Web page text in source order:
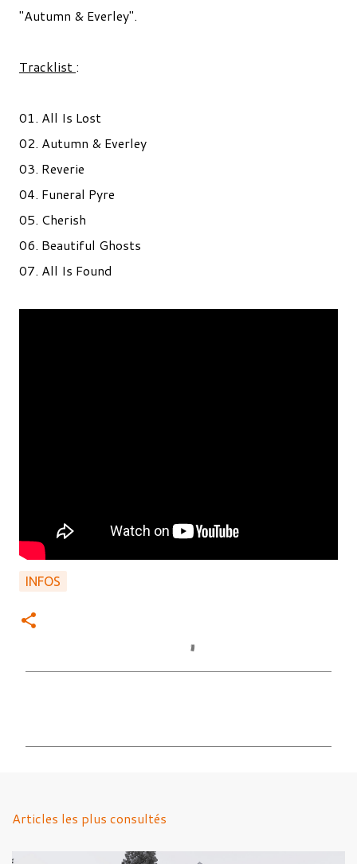
"Autumn & Everley".
Tracklist :
01. All Is Lost
02. Autumn & Everley
03. Reverie
04. Funeral Pyre
05. Cherish
06. Beautiful Ghosts
07. All Is Found
INFOS
Articles les plus consultés